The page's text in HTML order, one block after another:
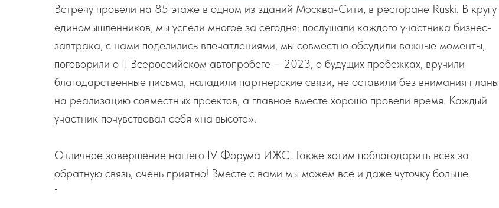
Встречу провели на 85 этаже в одном из зданий Москва-Сити, в ресторане Ruski. В кругу
единомышленников, мы успели многое за сегодня: послушали каждого участника бизнес-
завтрака, с нами поделились впечатлениями, мы совместно обсудили важные моменты,
поговорили о II Всероссийском автопробеге – 2023, о будущих пробежках, вручили
благодарственные письма, наладили партнерские связи, не оставили без внимания планы
на реализацию совместных проектов, а главное вместе хорошо провели время. Каждый
участник почувствовал себя «на высоте».
Отличное завершение нашего IV Форума ИЖС. Также хотим поблагодарить всех за
обратную связь, очень приятно! Вместе с вами мы можем все и даже чуточку больше.
-